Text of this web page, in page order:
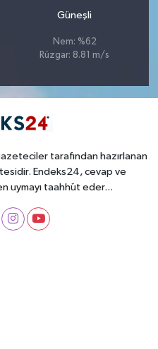
Güneşli
Nem: %62
Rüzgar: 8.81 m/s
tarafından hazırlanan
Endeks24, cevap ve
uymayı taahhüt eder...